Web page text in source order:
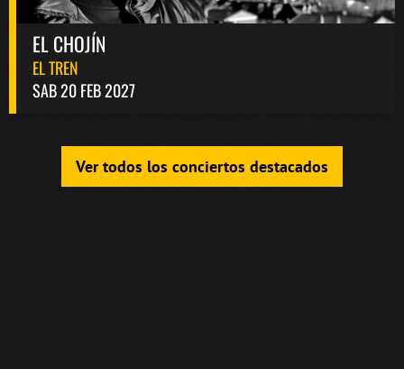
EL CHOJÍN
EL TREN
SAB 20 FEB 2027
Ver todos los conciertos destacados